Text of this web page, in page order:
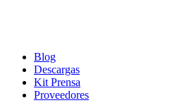
Blog
Descargas
Kit Prensa
Proveedores